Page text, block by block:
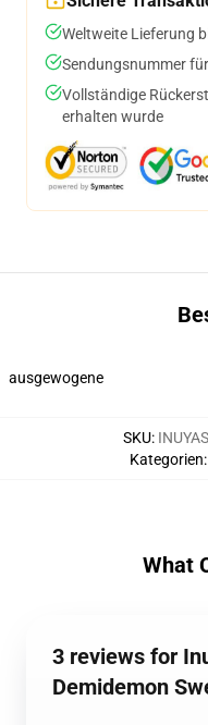
Weltweite Lieferung
Sendungsnummer
Vollständige
erhalten wurde
ausgewogene
SKU:
Kategorien:
What
3 reviews for
Demidemon